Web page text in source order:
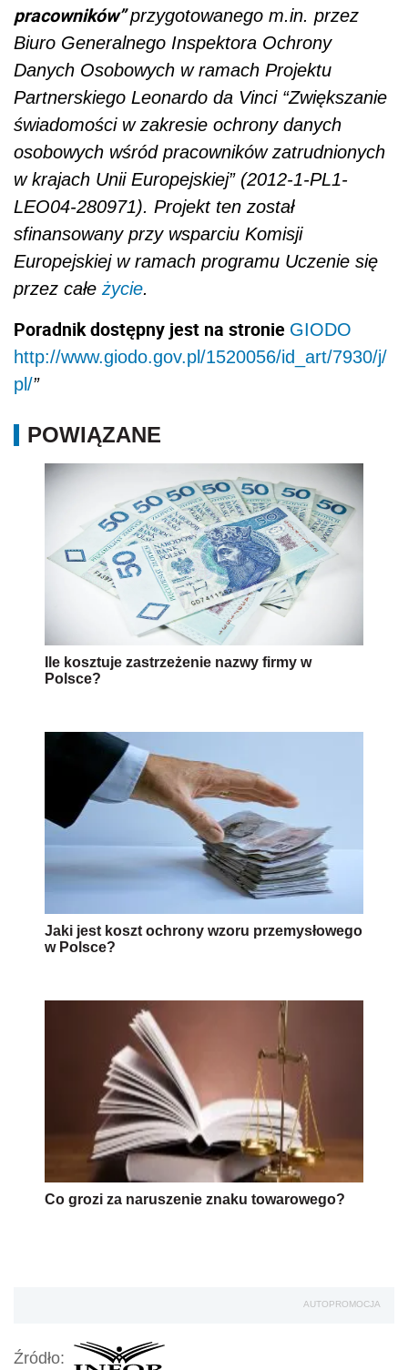
pracowników”przygotowanego m.in. przez
Biuro Generalnego Inspektora Ochrony
Danych Osobowych w ramach Projektu
Partnerskiego Leonardo da Vinci “Zwiększanie
świadomości w zakresie ochrony danych
osobowych wśród pracowników zatrudnionych
w krajach Unii Europejskiej” (2012-1-PL1-
LEO04-280971). Projekt ten został
sfinansowany przy wsparciu Komisji
Europejskiej w ramach programu Uczenie się
przez całe życie.
Poradnik dostępny jest na stronie GIODO
http://www.giodo.gov.pl/1520056/id_art/7930/j/
pl/”
POWIĄZANE
Ile kosztuje zastrzeżenie nazwy firmy w
Polsce?
Jaki jest koszt ochrony wzoru przemysłowego
w Polsce?
Co grozi za naruszenie znaku towarowego?
AUTOPROMOCJA
Źródło: